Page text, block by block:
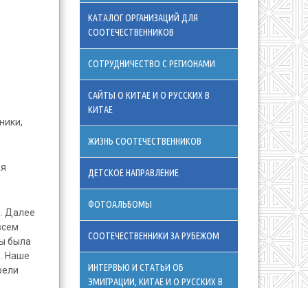
Далее
была
Наше
КАТАЛОГ ОРГАНИЗАЦИЙ ДЛЯ
СООТЕЧЕСТВЕННИКОВ
СОТРУДНИЧЕСТВО С РЕГИОНАМИ
САЙТЫ О КИТАЕ И О РУССКИХ В
КИТАЕ
ЖИЗНЬ СООТЕЧЕСТВЕННИКОВ
ДЕТСКОЕ НАПРАВЛЕНИЕ
ФОТОАЛЬБОМЫ
СООТЕЧЕСТВЕННИКИ ЗА РУБЕЖОМ
ИНТЕРВЬЮ И СТАТЬИ ОБ
ЭМИГРАЦИИ, КИТАЕ И О РУССКИХ В